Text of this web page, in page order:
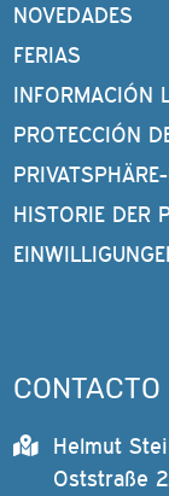
NOVEDADES
FERIAS
INFORMACIÓN
PROTECCIÓN
HISTORIE DER
CONTACTO
Helmut
Oststraße